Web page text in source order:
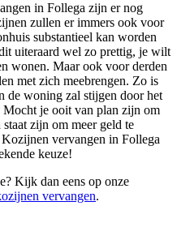
in Follega zijn er nog
zullen er immers ook voor
substantieel kan worden
uiteraard wel zo prettig, je wilt
wonen. Maar ook voor derden
met zich meebrengen. Zo is
de woning zal stijgen door het
je ooit van plan zijn om
zijn om meer geld te
vervangen in Follega
keuze!
Kijk dan eens op onze
vervangen.